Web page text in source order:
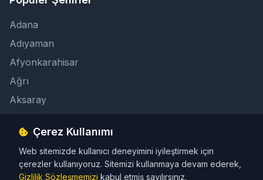
Adana
Adıyaman
Afyonkarahisar
Ağrı
Aksaray
İletişim
info@taksicibul.com
İletişim Butonu
Çerez Kullanımı
Web sitemizde kullanıcı deneyimini iyileştirmek için
çerezler kullanıyoruz. Sitemizi kullanmaya devam ederek,
Gizlilik Sözleşmemizi kabul etmiş sayılırsınız.